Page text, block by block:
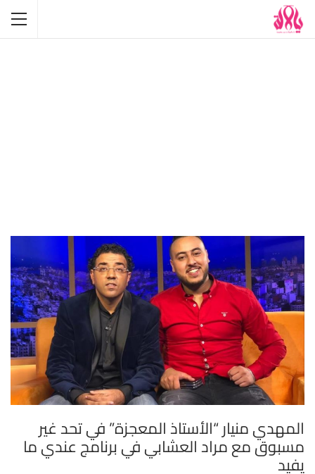
المهدي منيار “الأستاذ المعجزة” في تحد غير
مسبوق مع مراد العشابي في برنامج عندي ما
يفيد